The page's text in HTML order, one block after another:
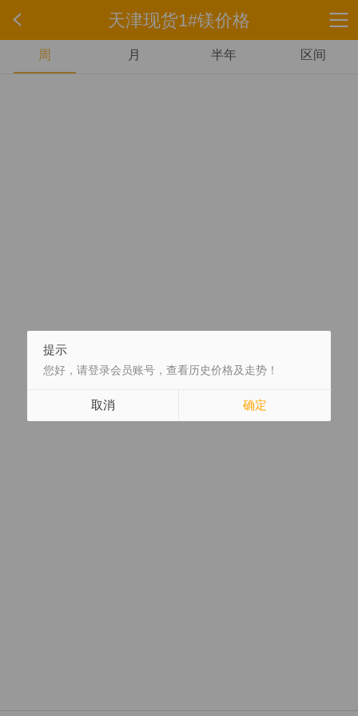
天津现货1#镁价格
周 月 半年 区间
提示
您好，请登录会员账号，查看历史价格及走势！
取消 确定